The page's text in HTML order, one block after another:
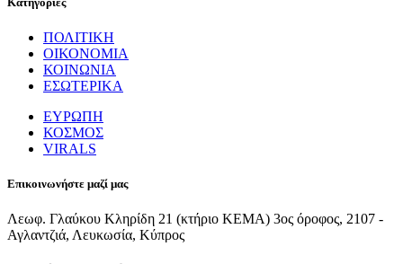
ΠΟΛΙΤΙΚΗ
ΟΙΚΟΝΟΜΙΑ
ΚΟΙΝΩΝΙΑ
ΕΣΩΤΕΡΙΚΑ
ΕΥΡΩΠΗ
ΚΟΣΜΟΣ
VIRALS
Επικοινωνήστε μαζί μας
Λεωφ. Γλαύκου Κληρίδη 21 (κτήριο ΚΕΜΑ) 3ος όροφος, 2107 -
Αγλαντζιά, Λευκωσία, Κύπρος